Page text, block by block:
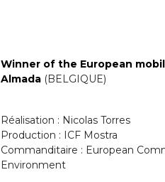
Winner of the European
Almada (BELGIQUE)
Réalisation : Nicolas Torres
Production : ICF Mostra
Commanditaire : European
Environment